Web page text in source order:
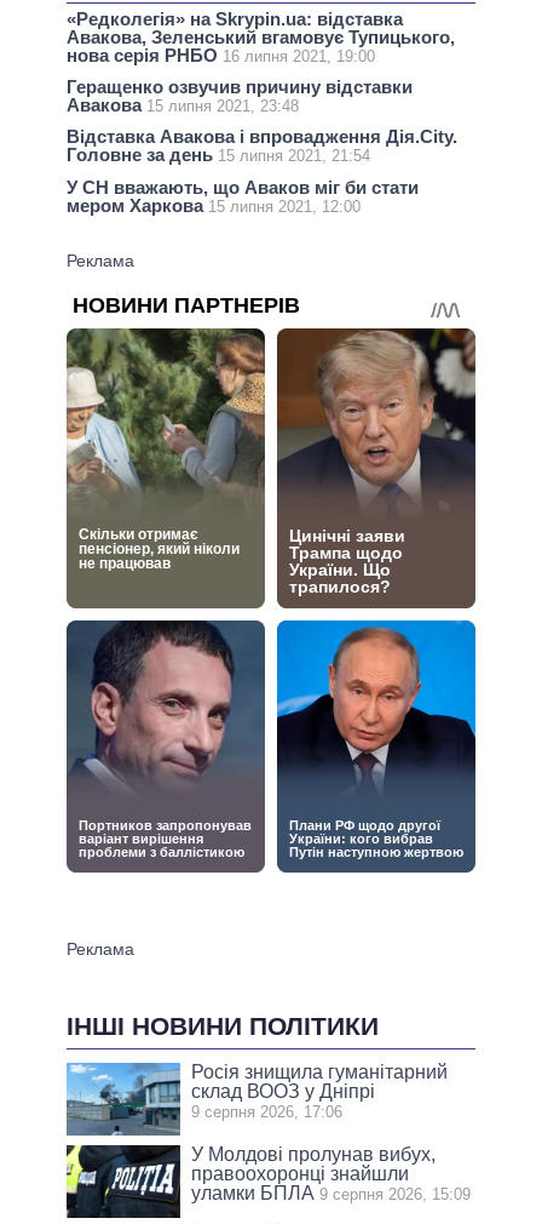
«Редколегія» на Skrypin.ua: відставка
Авакова, Зеленський вгамовує Тупицького,
нова серія РНБО 16 липня 2021, 19:00
Геращенко озвучив причину відставки
Авакова 15 липня 2021, 23:48
Відставка Авакова і впровадження Дія.City.
Головне за день 15 липня 2021, 21:54
У СН вважають, що Аваков міг би стати
мером Харкова 15 липня 2021, 12:00
ІНШІ НОВИНИ ПОЛІТИКИ
Росія знищила гуманітарний
склад ВООЗ у Дніпрі
9 серпня 2026, 17:06
У Молдові пролунав вибух,
правоохоронці знайшли
уламки БПЛА 9 серпня 2026, 15:09